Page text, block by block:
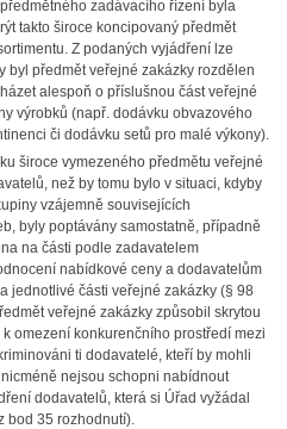
zadávacího řízení byla
takto široce koncipovaný předmět
Z podaných vyjádření lze
byl předmět veřejné zakázky rozdělen
alespoň o příslušnou část veřejné
výrobků (např. dodávku obvazového
či dodávku setů pro malé výkony).
široce vymezeného předmětu veřejné
než by tomu bylo v situaci, kdyby
vzájemně souvisejících
byly poptávány samostatně, případně
na části podle zadavatelem
nabídkové ceny a dodavatelům
jednotlivé části veřejné zakázky (§ 98
veřejné zakázky způsobil skrytou
omezení konkurenčního prostředí mezi
ti dodavatelé, kteří by mohli
nejsou schopni nabídnout
dodavatelů, která si Úřad vyžádal
bod 35 rozhodnutí).